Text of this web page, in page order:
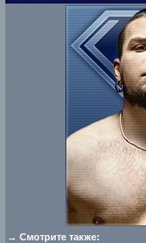
→ Смотрите также: